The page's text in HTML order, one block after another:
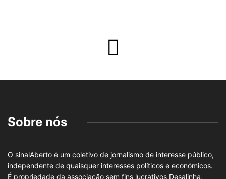
Sobre nós
O sinalAberto é um coletivo de jornalismo de interesse público,
independente de quaisquer interesses políticos e económicos.
É propriedade da associação sem fins lucrativos Desalinha,